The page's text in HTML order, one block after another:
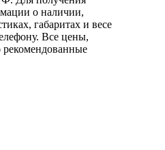
о наличии,
габаритах и весе
Все цены,
рекомендованные